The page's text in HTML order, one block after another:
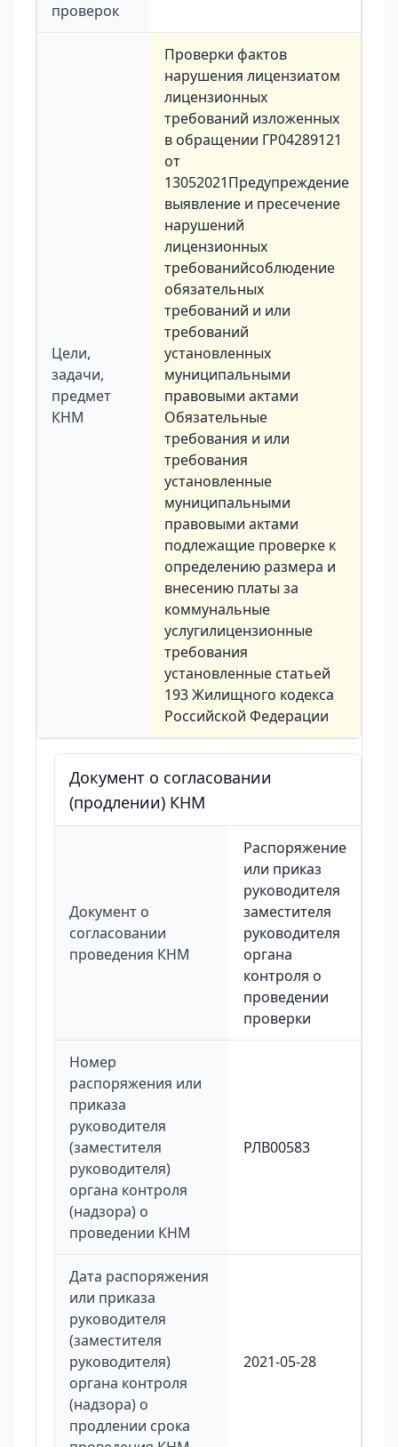
проверок
Цели,
задачи,
предмет
КНМ
Проверки фактов
нарушения лицензиатом
лицензионных
требований изложенных
в обращении ГР04289121
от
13052021Предупреждение
выявление и пресечение
нарушений
лицензионных
требованийсоблюдение
обязательных
требований и или
требований
установленных
муниципальными
правовыми актами
Обязательные
требования и или
требования
установленные
муниципальными
правовыми актами
подлежащие проверке к
определению размера и
внесению платы за
коммунальные
услугилицензионные
требования
установленные статьей
193 Жилищного кодекса
Российской Федерации
Документ о согласовании
(продлении) КНМ
Документ о
согласовании
проведения КНМ
Распоряжение
или приказ
руководителя
заместителя
руководителя
органа
контроля о
проведении
проверки
Номер
распоряжения или
приказа
руководителя
(заместителя
руководителя)
органа контроля
(надзора) о
проведении КНМ
РЛВ00583
Дата распоряжения
или приказа
руководителя
(заместителя
руководителя)
органа контроля
(надзора) о
продлении срока
2021-05-28